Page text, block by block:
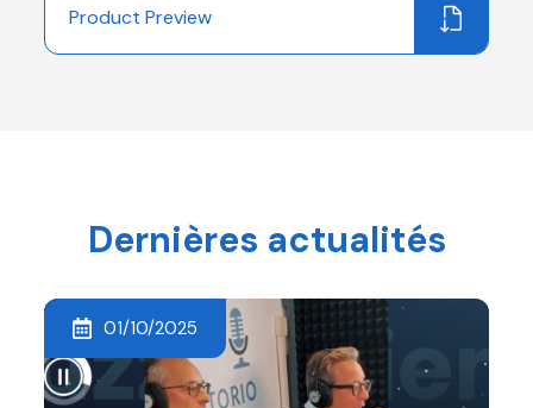
Product Preview
Dernières actualités
01/10/2025